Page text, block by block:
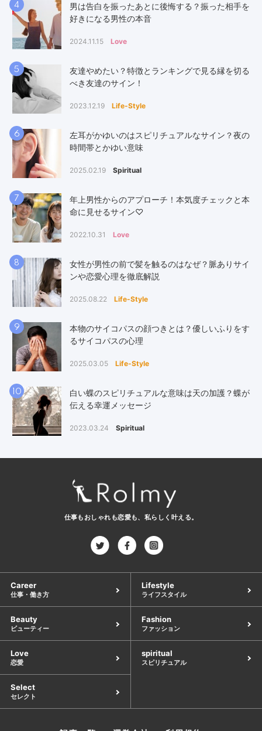
4
男は告白を振ったあとに後悔する？振った相手を
好きになる男性の本音
2024.11.15 Love
5
友達やめたい？特徴とランキングで見る縁を切る
べき友達のサイン！
2023.12.19 Life-Style
6
左耳がかゆいのはスピリチュアルなサイン？夜の
時間帯とかゆい意味
2025.02.19 Spiritual
7
年上男性からのアプローチ！本気度チェックと本
命に見せるサイン♡
2022.10.31 Love
8
女性が男性の前で髪を触るのはなぜ？脈ありサイ
ンや恋愛心理を徹底解説
2025.08.22 Life-Style
9
本物のサイコパスの顔つきとは？優しいふりをす
るサイコパスの心理
2025.03.05 Life-Style
10
白い蝶のスピリチュアルな意味は天の加護？蝶が
伝える幸運メッセージ
2023.03.24 Spiritual
仕事もおしゃれも恋愛も、 私らしく叶える。
Career
仕事・働き方
Lifestyle
ライフスタイル
Beauty
ビューティー
Fashion
ファッション
Love
恋愛
spiritual
スピリチュアル
Select
セレクト